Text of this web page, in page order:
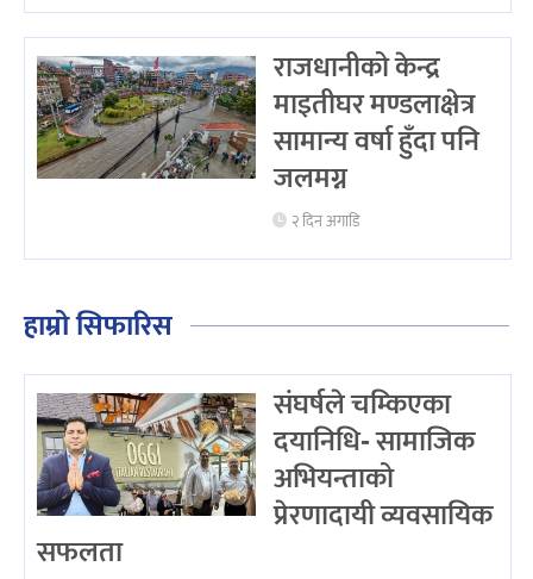
राजधानीको केन्द्र
माइतीघर मण्डलाक्षेत्र
सामान्य वर्षा हुँदा पनि
जलमग्न
२ दिन अगाडि
हाम्रो सिफारिस
संघर्षले चम्किएका
दयानिधि- सामाजिक
अभियन्ताको
प्रेरणादायी व्यवसायिक
सफलता